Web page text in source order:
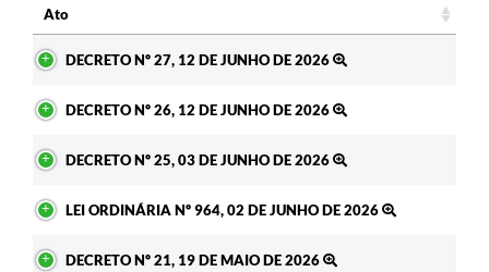
Ato
DECRETO Nº 27, 12 DE JUNHO DE 2026
DECRETO Nº 26, 12 DE JUNHO DE 2026
DECRETO Nº 25, 03 DE JUNHO DE 2026
LEI ORDINÁRIA Nº 964, 02 DE JUNHO DE 2026
DECRETO Nº 21, 19 DE MAIO DE 2026